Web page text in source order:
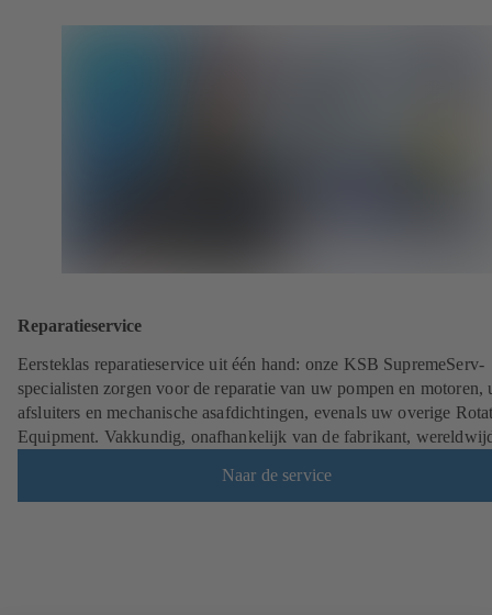
Reparatieservice
Eersteklas reparatieservice uit één hand: onze KSB SupremeServ-
specialisten zorgen voor de reparatie van uw pompen en motoren,
afsluiters en mechanische asafdichtingen, evenals uw overige
Equipment. Vakkundig, onafhankelijk van de fabrikant,
Naar de service